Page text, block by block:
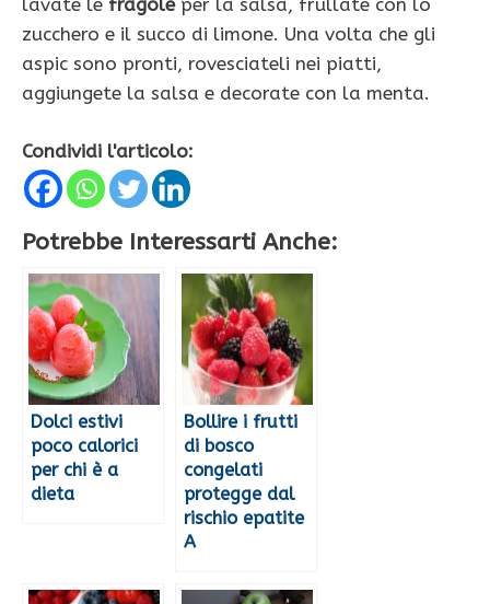
lavate le fragoleper la salsa, frullate con lo
zucchero e il succo di limone. Una volta che gli
aspic sono pronti, rovesciateli nei piatti,
aggiungete la salsa e decorate con la menta.
Condividi l'articolo:
Potrebbe Interessarti Anche:
Dolci estivi
poco calorici
per chi è a
dieta
Bollire i frutti
di bosco
congelati
protegge dal
rischio epatite
A